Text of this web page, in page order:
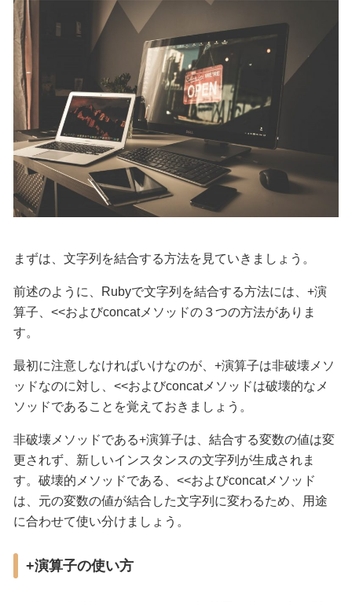
まずは、文字列を結合する方法を見ていきましょう。
前述のように、Rubyで文字列を結合する方法には、 +演
算子、 <<およびconcatメソッドの３つの方法がありま
す。
最初に注意しなければいけなのが、 +演算子は非破壊メソ
ッドなのに対し、 <<およびconcatメソッドは破壊的なメ
ソッドであることを覚えておきましょう。
非破壊メソッドである+演算子は、結合する変数の値は変
更されず、新しいインスタンスの文字列が生成されま
す。破壊的メソッドである、 <<およびconcatメソッド
は、元の変数の値が結合した文字列に変わるため、用途
に合わせて使い分けましょう。
+演算子の使い方